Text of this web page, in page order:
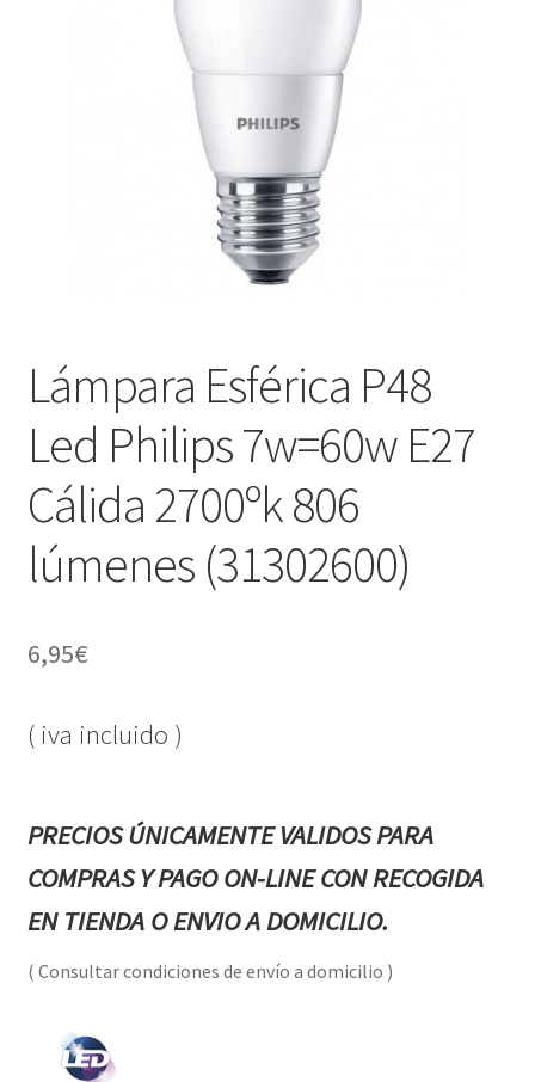
Contacta con nosotros
Lámpara Esférica P48
Led Philips 7w=60w E27
Cálida 2700ºk 806
lúmenes (31302600)
6,95€
( iva incluido )
PRECIOS ÚNICAMENTE VALIDOS PARA
COMPRAS Y PAGO ON-LINE CON RECOGIDA
EN TIENDA O ENVIO A DOMICILIO.
( Consultar condiciones de envío a domicilio )